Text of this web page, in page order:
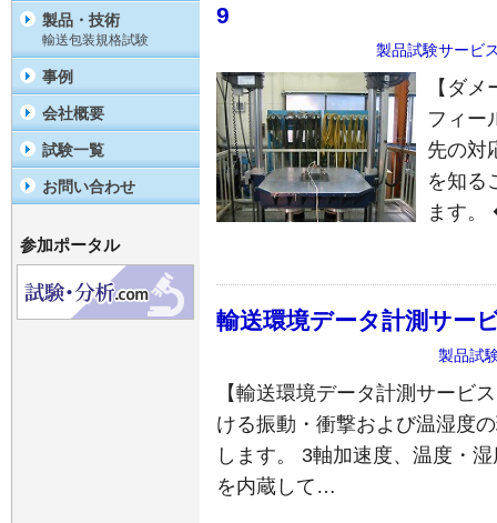
9
製品試験サービ
【ダ
フィー
先の対
を知る
ます
輸送環境データ計測サー
製品試
【輸送環境データ計測サービ
ける振動・衝撃および温湿度
します。 3軸加速度、温度・
を内蔵して…
製品・技術
輸送包装規格試験
事例
会社概要
試験一覧
お問い合わせ
参加ポータル